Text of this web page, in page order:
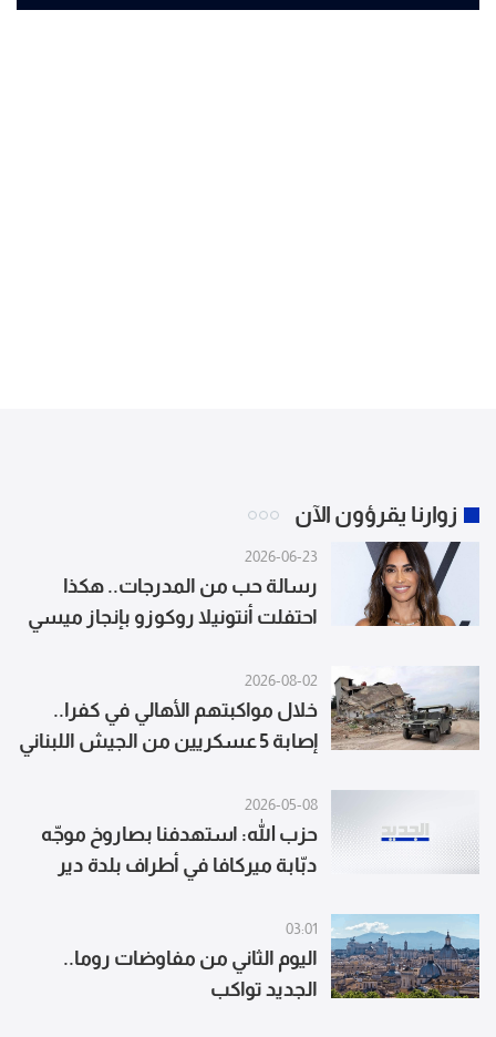
زوارنا يقرؤون الآن
2026-06-23
رسالة حب من المدرجات.. هكذا
احتفلت أنتونيلا روكوزو بإنجاز ميسي
2026-08-02
خلال مواكبتهم الأهالي في كفرا..
إصابة 5 عسكريين من الجيش اللبناني
2026-05-08
حزب الله: استهدفنا بصاروخ موجّه
دبّابة ميركافا في أطراف بلدة دير
03:01
اليوم الثاني من مفاوضات روما..
الجديد تواكب